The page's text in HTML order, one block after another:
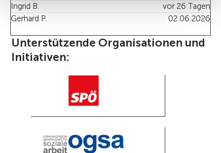
Ingrid B.
vor 26 Tagen
Gerhard P.
02.06.2026
Unterstützende Organisationen und
Initiativen: